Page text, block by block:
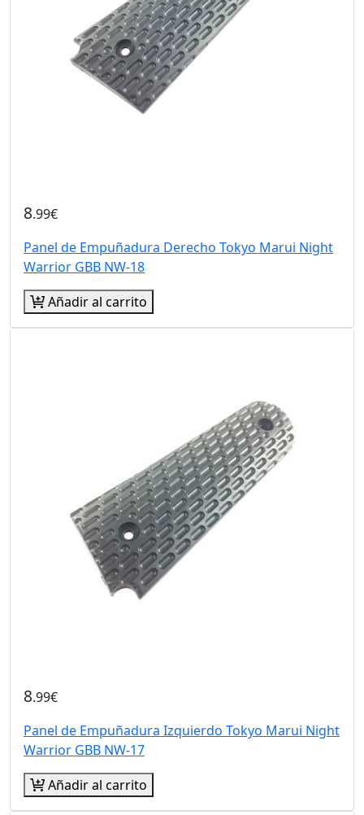
8.99€
Panel de Empuñadura Derecho Tokyo Marui Night
Warrior GBB NW-18
Añadir al carrito
8.99€
Panel de Empuñadura Izquierdo Tokyo Marui Night
Warrior GBB NW-17
Añadir al carrito